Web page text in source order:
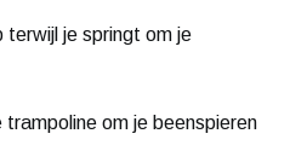
terwijl je springt om je
om je beenspieren